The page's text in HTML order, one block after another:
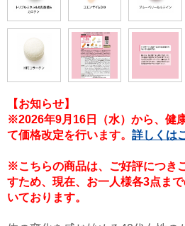
【お知らせ】
※2026年9月16日（水）から、健
て価格改定を行います。 詳しくは
※こちらの商品は、ご好評につき
すため、現在、お一人様各3点ま
いております。